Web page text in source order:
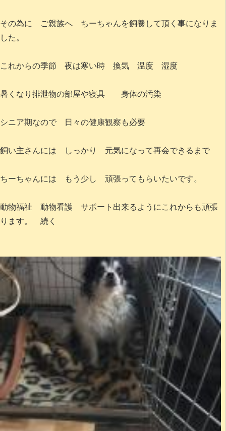
その為に ご親族へ ちーちゃんを飼養して頂く事になりま
した。
これからの季節 夜は寒い時 換気 温度 湿度
暑くなり排泄物の部屋や寝具 身体の汚染
シニア期なので 日々の健康観察も必要
飼い主さんには しっかり 元気になって再会できるまで
ちーちゃんには もう少し 頑張ってもらいたいです。
動物福祉 動物看護 サポート出来るようにこれからも頑張
ります。 続く